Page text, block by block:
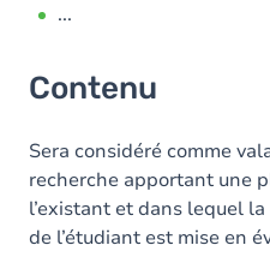
...
Contenu
Sera considéré comme
recherche apportant une
l’existant et dans lequel
de l’étudiant est mise en